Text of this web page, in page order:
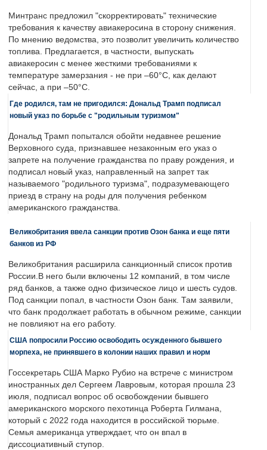
Минтранс предложил "скорректировать" технические
требования к качеству авиакеросина в сторону снижения.
По мнению ведомства, это позволит увеличить количество
топлива. Предлагается, в частности, выпускать
авиакеросин с менее жесткими требованиями к
температуре замерзания - не при –60°C, как делают
сейчас, а при –50°C.
Где родился, там не пригодился: Дональд Трамп подписал
новый указ по борьбе с "родильным туризмом"
Дональд Трамп попытался обойти недавнее решение
Верховного суда, признавшее незаконным его указ о
запрете на получение гражданства по праву рождения, и
подписал новый указ, направленный на запрет так
называемого "родильного туризма", подразумевающего
приезд в страну на роды для получения ребенком
американского гражданства.
Великобритания ввела санкции против Озон банка и еще пяти
банков из РФ
Великобритания расширила санкционный список против
России.В него были включены 12 компаний, в том числе
ряд банков, а также одно физическое лицо и шесть судов.
Под санкции попал, в частности Озон банк. Там заявили,
что банк продолжает работать в обычном режиме, санкции
не повлияют на его работу.
США попросили Россию освободить осужденного бывшего
морпеха, не принявшего в колонии наших правил и норм
Госсекретарь США Марко Рубио на встрече с министром
иностранных дел Сергеем Лавровым, которая прошла 23
июля, подписал вопрос об освобождении бывшего
американского морского пехотинца Роберта Гилмана,
который с 2022 года находится в российской тюрьме.
Семья американца утверждает, что он впал в
диссоциативный ступор.